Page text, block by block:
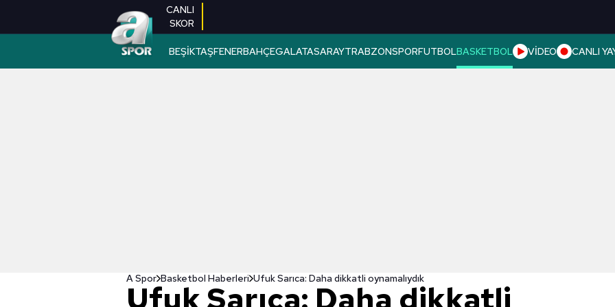
CANLI
SKOR
BEŞİKTAŞFENERBAHÇEGALATASARAYTRABZONSPORFUTBOLBASKETBOL VİDEO CANLI
A Spor Basketbol Haberleri Ufuk Sarıca: Daha dikkatli oynamalıydık
Ufuk Sarıca: Daha dikkatli